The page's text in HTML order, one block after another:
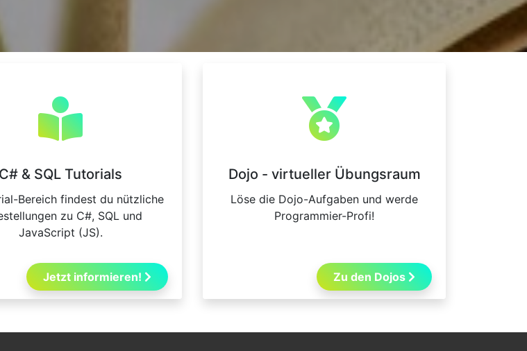
C# & SQL Tutorials
Bereich findest du nützliche
zu C#, SQL und
JavaScript (JS).
Jetzt informieren!
Dojo - virtueller Übungsraum
Löse die Dojo-Aufgaben und werde
Programmier-Profi!
Zu den Dojos